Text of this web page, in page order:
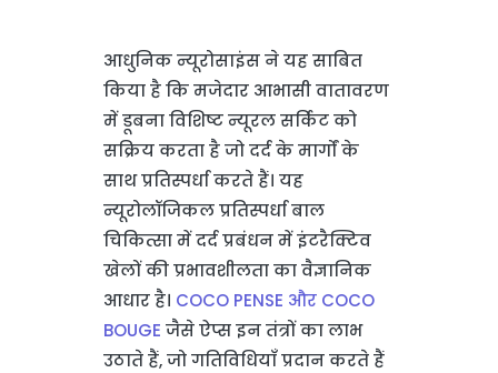
आधुनिक न्यूरोसाइंस ने यह साबित
किया है कि मजेदार आभासी वातावरण
में डूबना विशिष्ट न्यूरल सर्किट को
सक्रिय करता है जो दर्द के मार्गों के
साथ प्रतिस्पर्धा करते हैं। यह
न्यूरोलॉजिकल प्रतिस्पर्धा बाल
चिकित्सा में दर्द प्रबंधन में इंटरैक्टिव
खेलों की प्रभावशीलता का वैज्ञानिक
आधार है। COCO PENSE और COCO
BOUGE जैसे ऐप्स इन तंत्रों का लाभ
उठाते हैं, जो गतिविधियाँ प्रदान करते हैं